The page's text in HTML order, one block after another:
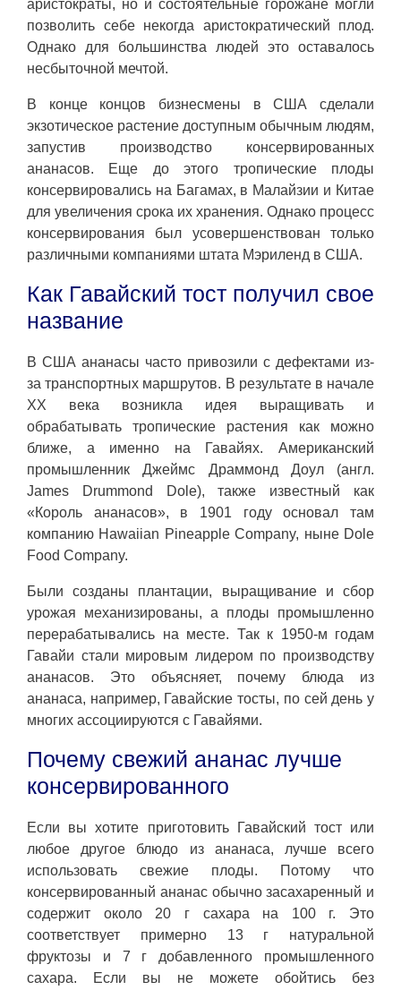
аристократы, но и состоятельные горожане могли
позволить себе некогда аристократический плод.
Однако для большинства людей это оставалось
несбыточной мечтой.
В конце концов бизнесмены в США сделали
экзотическое растение доступным обычным людям,
запустив производство консервированных
ананасов. Еще до этого тропические плоды
консервировались на Багамах, в Малайзии и Китае
для увеличения срока их хранения. Однако процесс
консервирования был усовершенствован только
различными компаниями штата Мэриленд в США.
Как Гавайский тост получил свое
название
В США ананасы часто привозили с дефектами из-
за транспортных маршрутов. В результате в начале
XX века возникла идея выращивать и
обрабатывать тропические растения как можно
ближе, а именно на Гавайях. Американский
промышленник Джеймс Драммонд Доул (англ.
James Drummond Dole), также известный как
«Король ананасов», в 1901 году основал там
компанию Hawaiian Pineapple Company, ныне Dole
Food Company.
Были созданы плантации, выращивание и сбор
урожая механизированы, а плоды промышленно
перерабатывались на месте. Так к 1950-м годам
Гавайи стали мировым лидером по производству
ананасов. Это объясняет, почему блюда из
ананаса, например, Гавайские тосты, по сей день у
многих ассоциируются с Гавайями.
Почему свежий ананас лучше
консервированного
Если вы хотите приготовить Гавайский тост или
любое другое блюдо из ананаса, лучше всего
использовать свежие плоды. Потому что
консервированный ананас обычно засахаренный и
содержит около 20 г сахара на 100 г. Это
соответствует примерно 13 г натуральной
фруктозы и 7 г добавленного промышленного
сахара. Если вы не можете обойтись без